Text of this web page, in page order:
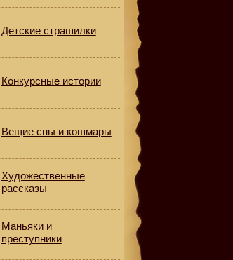
Детские страшилки
Конкурсные истории
Вещие сны и кошмары
Художественные
рассказы
Маньяки и
преступники